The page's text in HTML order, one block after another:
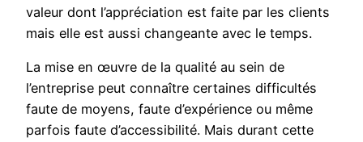
valeur dont l’appréciation est faite par les clients
mais elle est aussi changeante avec le temps.
La mise en œuvre de la qualité au sein de
l’entreprise peut connaître certaines difficultés
faute de moyens, faute d’expérience ou même
parfois faute d’accessibilité. Mais durant cette